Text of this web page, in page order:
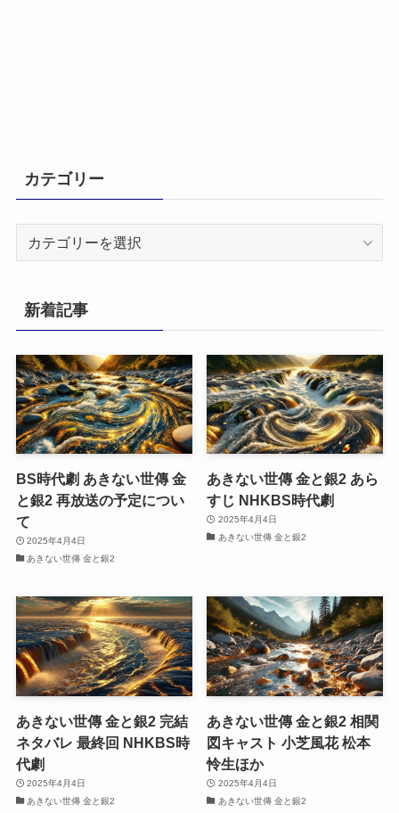
カテゴリー
リ
ー
新着記事
BS時代劇 あきない世傳 金
と銀2 再放送の予定につい
て
2025年4月4日
あきない世傳 金と銀2
あきない世傳 金と銀2 あら
すじ NHKBS時代劇
2025年4月4日
あきない世傳 金と銀2
あきない世傳 金と銀2 完結
ネタバレ 最終回 NHKBS時
代劇
2025年4月4日
あきない世傳 金と銀2
あきない世傳 金と銀2 相関
図キャスト 小芝風花 松本
怜生ほか
2025年4月4日
あきない世傳 金と銀2